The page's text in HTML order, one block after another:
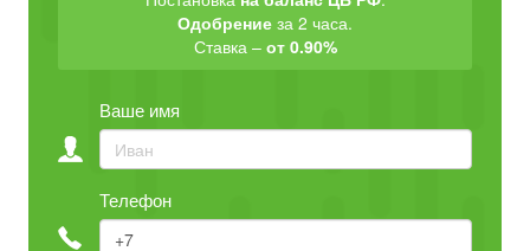
Одобрение за 2 часа.
Ставка – от 0.90%
Ваше имя
Телефон